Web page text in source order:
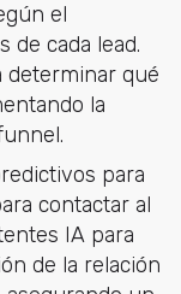
el
de cada lead.
determinar qué
la
para
contactar al
IA para
de la relación